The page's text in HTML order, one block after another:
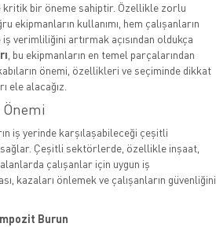
kritik bir öneme sahiptir. Özellikle zorlu
ekipmanların kullanımı, hem çalışanların
iş verimliliğini artırmak açısından oldukça
, bu ekipmanların en temel parçalarından
önemi, özellikleri ve seçiminde dikkat
ele alacağız.
Önemi
iş yerinde karşılaşabileceği çeşitli
Çeşitli sektörlerde, özellikle inşaat,
alanlarda çalışanlar için uygun iş
kazaları önlemek ve çalışanların güvenliğini
Burun